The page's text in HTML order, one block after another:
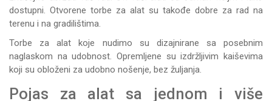
dostupni. Otvorene torbe za alat su takođe dobre za rad na
terenu i na gradilištima.
Torbe za alat koje nudimo su dizajnirane sa posebnim
naglaskom na udobnost. Opremljene su izdržljivim kaiševima
koji su obloženi za udobno nošenje, bez žuljanja.
Pojas za alat sa jednom i više